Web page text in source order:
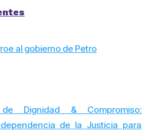
al gobierno de Petro
de Dignidad & Compromiso:
de la Justicia para